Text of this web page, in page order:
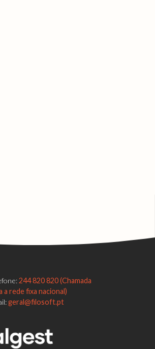
244 820 820 (Chamada
a rede fixa nacional)
geral@filosoft.pt